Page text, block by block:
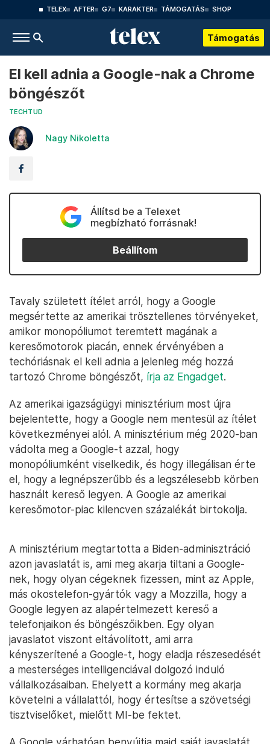
TELEX AFTER G7 KARAKTER TÁMOGATÁS SHOP
Támogatás
El kell adnia a Google-nak a Chrome
böngészőt
TECHTUD
Nagy Nikoletta
Állítsd be a Telexet
megbízható forrásnak!
Beállítom
Tavaly született ítélet arról, hogy a Google
megsértette az amerikai trösztellenes törvényeket,
amikor monopóliumot teremtett magának a
keresőmotorok piacán, ennek érvényében a
techóriásnak el kell adnia a jelenleg még hozzá
tartozó Chrome böngészőt, írja az Engadget.
Az amerikai igazságügyi minisztérium most újra
bejelentette, hogy a Google nem mentesül az ítélet
következményei alól. A minisztérium még 2020-ban
vádolta meg a Google-t azzal, hogy
monopóliumként viselkedik, és hogy illegálisan érte
el, hogy a legnépszerűbb és a legszélesebb körben
használt kereső legyen. A Google az amerikai
keresőmotor-piac kilencven százalékát birtokolja.
A minisztérium megtartotta a Biden-adminisztráció
azon javaslatát is, ami meg akarja tiltani a Google-
nek, hogy olyan cégeknek fizessen, mint az Apple,
más okostelefon-gyártók vagy a Mozzilla, hogy a
Google legyen az alapértelmezett kereső a
telefonjaikon és böngészőikben. Egy olyan
javaslatot viszont eltávolított, ami arra
kényszerítené a Google-t, hogy eladja részesedését
a mesterséges intelligenciával dolgozó induló
vállalkozásaiban. Ehelyett a kormány meg akarja
követelni a vállalattól, hogy értesítse a szövetségi
tisztviselőket, mielőtt MI-be fektet.